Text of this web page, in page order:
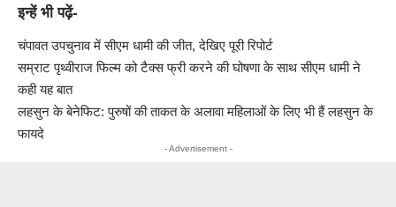
इन्हें भी पढ़ें-
चंपावत उपचुनाव में सीएम धामी की जीत, देखिए पूरीरिपोर्ट
सम्राट पृथ्वीराज फिल्म को टैक्स फ्री करने की घोषणाके साथ सीएम धामी ने
कही यह बात
लहसुन के बेनेफिट: पुरुषों की ताकत के अलावा महिलाओं के लिए भी हैं लहसुन के
फायदे
- Advertisement -